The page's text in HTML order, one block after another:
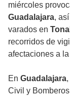
miércoles
Guadalajara,
varados en
recorridos de
afectaciones a
En Guadalajara
Civil y